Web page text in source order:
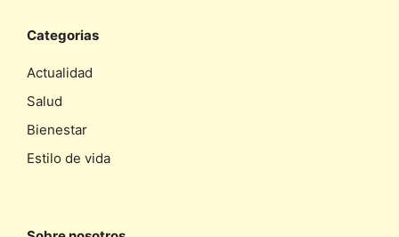
Categorias
Actualidad
Salud
Bienestar
Estilo de vida